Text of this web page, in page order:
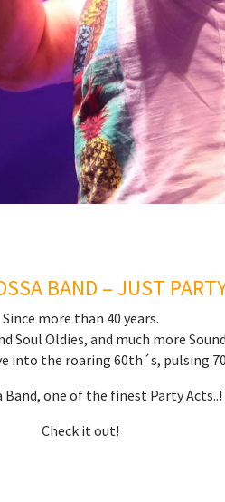
BAND – JUST
Since more than 40 years.
Oldies, and much more
into the roaring 60th´s, pulsing
Band, one of the finest Party Acts..!
Check it out!